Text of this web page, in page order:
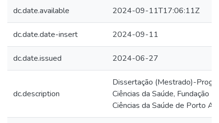
dc.date.available 2024-09-11T17:06:11Z
dc.date.date-insert 2024-09-11
dc.date.issued 2024-06-27
dc.description
Dissertação (Mestrado)-
Ciências da Saúde, Fundação
Ciências da Saúde de Porto